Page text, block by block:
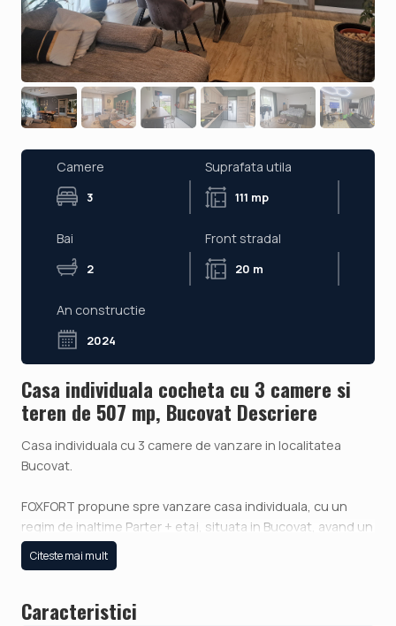
Camere
3
Suprafata utila
111 mp
Bai
2
Front stradal
20 m
An constructie
2024
Casa individuala cocheta cu 3 camere si
teren de 507 mp, Bucovat Descriere
Casa individuala cu 3 camere de vanzare in localitatea
Bucovat.
FOXFORT propune spre vanzare casa individuala, cu un
regim de inaltime Parter + etaj, situata in Bucovat, avand un
numar de 3 camere, cu o suprafata utila de 111 mp si teren
507 mp. Anul constructiei este 2024, structura lemn,
dispune de urmatoarele utilitati: curent electric, apa, fosa
Citeste mai mult
Caracteristici